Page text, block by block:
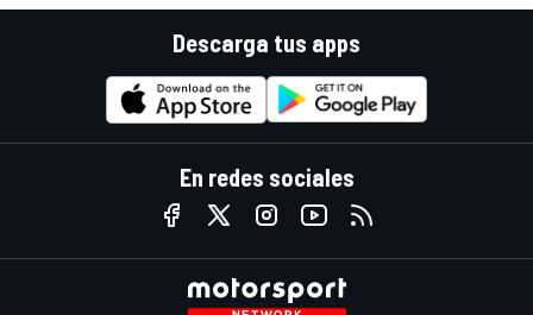
Descarga tus apps
En redes sociales